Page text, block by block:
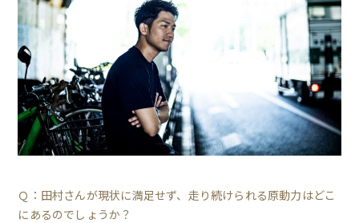
Ｑ：田村さんが現状に満足せず、走り続けられる原動力はどこ
にあるのでしょうか？